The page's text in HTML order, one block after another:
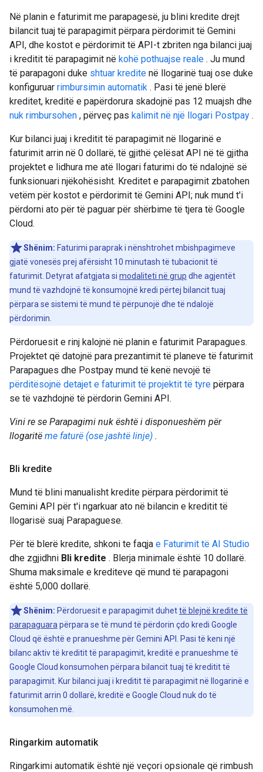
Në planin e faturimit me parapagesë, ju blini kredite drejt
bilancit tuaj të parapagimit përpara përdorimit të Gemini
API, dhe kostot e përdorimit të API-t zbriten nga bilanci juaj
i kreditit të parapagimit në kohë pothuajse reale . Ju mund
të parapagoni duke shtuar kredite në llogarinë tuaj ose duke
konfiguruar rimbursimin automatik . Pasi të jenë blerë
kreditet, kreditë e papërdorura skadojnë pas 12 muajsh dhe
nuk rimbursohen , përveç pas kalimit në një llogari Postpay .
Kur bilanci juaj i kreditit të parapagimit në llogarinë e
faturimit arrin në 0 dollarë, të gjithë çelësat API në të gjitha
projektet e lidhura me atë llogari faturimi do të ndalojnë së
funksionuari njëkohësisht. Kreditet e parapagimit zbatohen
vetëm për kostot e përdorimit të Gemini API; nuk mund t'i
përdorni ato për të paguar për shërbime të tjera të Google
Cloud.
Shënim: Faturimi paraprak i nënshtrohet mbishpagimeve
gjatë vonesës prej afërsisht 10 minutash të tubacionit të
faturimit. Detyrat afatgjata si modaliteti në grup dhe agjentët
mund të vazhdojnë të konsumojnë kredi përtej bilancit tuaj
përpara se sistemi të mund të përpunojë dhe të ndalojë
përdorimin.
Përdoruesit e rinj kalojnë në planin e faturimit Parapagues.
Projektet që datojnë para prezantimit të planeve të faturimit
Parapagues dhe Postpay mund të kenë nevojë të
përditësojnë detajet e faturimit të projektit të tyre përpara
se të vazhdojnë të përdorin Gemini API.
Vini re se Parapagimi nuk është i disponueshëm për
llogaritë me faturë (ose jashtë linje) .
Bli kredite
Mund të blini manualisht kredite përpara përdorimit të
Gemini API për t'i ngarkuar ato në bilancin e kreditit të
llogarisë suaj Parapaguese.
Për të blerë kredite, shkoni te faqja e Faturimit të AI Studio
dhe zgjidhni Bli kredite . Blerja minimale është 10 dollarë.
Shuma maksimale e krediteve që mund të parapagoni
është 5,000 dollarë.
Shënim: Përdoruesit e parapagimit duhettë blejnë kredite të
parapaguara përpara se të mund të përdorin çdo kredi Google
Cloud që është e pranueshme për Gemini API. Pasi të keni një
bilanc aktiv të kreditit të parapagimit, kreditë e pranueshme të
Google Cloud konsumohen përpara bilancit tuaj të kreditit të
parapagimit. Kur bilanci juaj i kreditit të parapagimit në llogarinë e
faturimit arrin 0 dollarë, kreditë e Google Cloud nuk do të
konsumohen më.
Ringarkim automatik
Ringarkimi automatik është një veçori opsionale që rimbush